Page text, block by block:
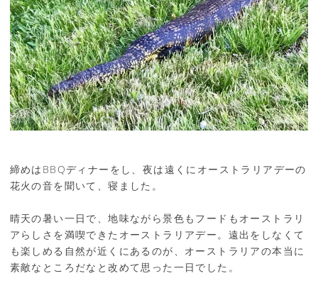
締めはBBQディナーをし、夜は遠くにオーストラリアデーの
花火の音を聞いて、寝ました。
晴天の暑い一日で、地味ながら景色もフードもオーストラリ
アらしさを満喫できたオーストラリアデー。遠出をしなくて
も楽しめる自然が近くにあるのが、オーストラリアの本当に
素敵なところだなと改めて思った一日でした。